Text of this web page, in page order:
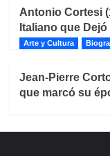
Antonio Cortesi
Italiano que
Arte y Cultura
Jean-Pierre
que marcó su